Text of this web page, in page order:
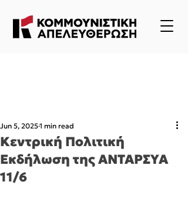
Κεντρική Πολιτική
Εκδήλωση της ΑΝΤΑΡΣΥΑ
11/6
Jun 5, 20251 min read